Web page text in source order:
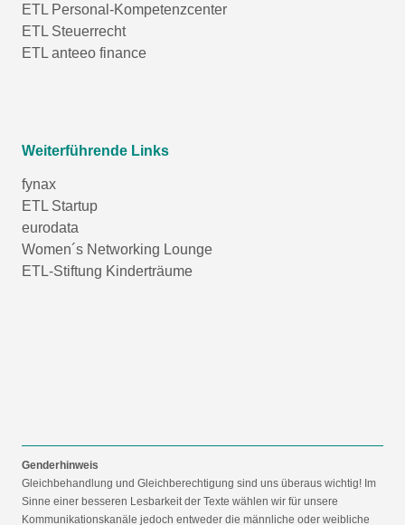
ETL Personal-Kompetenzcenter
ETL Steuerrecht
ETL anteeo finance
Weiterführende Links
fynax
ETL Startup
eurodata
Women´s Networking Lounge
ETL-Stiftung Kinderträume
Genderhinweis
Gleichbehandlung und Gleichberechtigung sind uns überaus wichtig! Im
Sinne einer besseren Lesbarkeit der Texte wählen wir für unsere
Kommunikationskanäle jedoch entweder die männliche oder weibliche